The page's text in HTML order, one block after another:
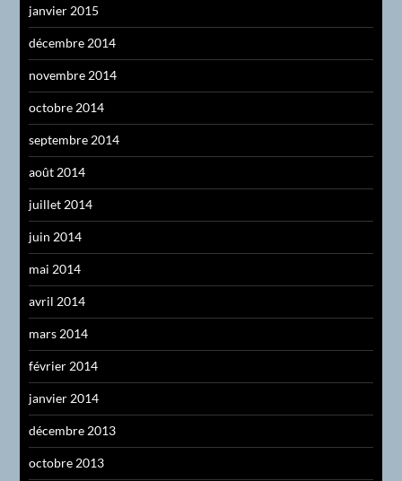
janvier 2015
décembre 2014
novembre 2014
octobre 2014
septembre 2014
août 2014
juillet 2014
juin 2014
mai 2014
avril 2014
mars 2014
février 2014
janvier 2014
décembre 2013
octobre 2013